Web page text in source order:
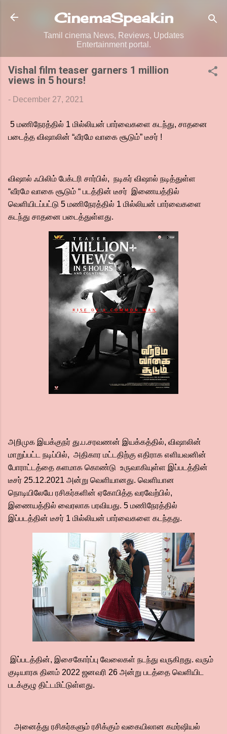
Skip to main content
CinemaSpeak.in
Tamil cinema News, Reviews, Updates
Entertainment portal.
Vishal film teaser garners 1 million
views in 5 hours!
- December 27, 2021
5 மணிநேரத்தில் 1 மில்லியன் பார்வைகளை கடந்து, சாதனை
படைத்த விஷாலின் “வீரமே வாகை சூடும்” டீசர் !
விஷால் ஃபிலிம் பேக்டரி சார்பில், நடிகர் விஷால் நடித்துள்ள
“வீரமே வாகை சூடும் “ படத்தின் டீசர் இணையத்தில்
வெளியிடப்பட்டு 5 மணிநேரத்தில் 1 மில்லியன் பார்வைகளை
கடந்து சாதனை படைத்துள்ளது.
அறிமுக இயக்குநர் து.ப.சரவணன் இயக்கத்தில், விஷாலின்
மாறுப்பட்ட நடிப்பில், அதிகார மட்டதிற்கு எதிராக எளியவனின்
போராட்டத்தை களமாக கொண்டு உருவாகியுள்ள இப்படத்தின்
டீசர் 25.12.2021 அன்று வெளியானது. வெளியான
நொடியிலேயே ரசிகர்களின் ஏகோபித்த வரவேற்பில்,
இணையத்தில் வைரலாக பரவியது. 5 மணிநேரத்தில்
இப்படத்தின் டீசர் 1 மில்லியன் பார்வைகளை கடந்தது.
இப்படத்தின், இசைகோர்ப்பு வேலைகள் நடந்து வருகிறது. வரும்
குடியாரசு தினம் 2022 ஜனவரி 26 அன்று படத்தை வெளியிட
படக்குழு திட்டமிட்டுள்ளது.
அனைத்து ரசிகர்களும் ரசிக்கும் வகையிலான கமர்ஷியல்